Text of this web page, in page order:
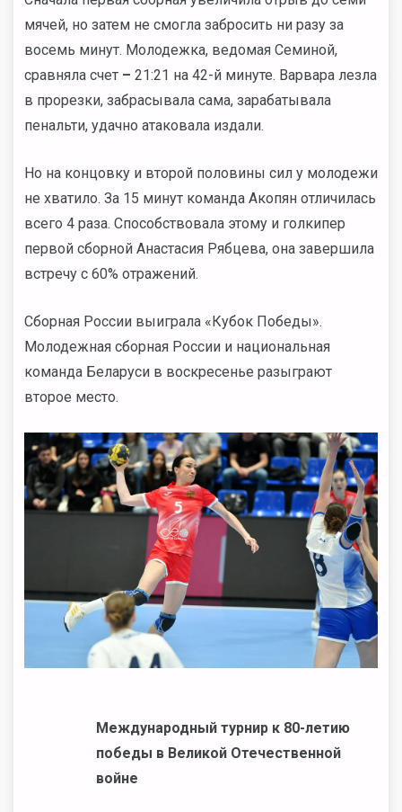
мячей, но затем не смогла забросить ни разу за
восемь минут. Молодежка, ведомая Семиной,
сравняла счет – 21:21 на 42-й минуте. Варвара лезла
в прорезки, забрасывала сама, зарабатывала
пенальти, удачно атаковала издали.
Но на концовку и второй половины сил у молодежи
не хватило. За 15 минут команда Акопян отличилась
всего 4 раза. Способствовала этому и голкипер
первой сборной Анастасия Рябцева, она завершила
встречу с 60% отражений.
Сборная России выиграла «Кубок Победы».
Молодежная сборная России и национальная
команда Беларуси в воскресенье разыграют
второе место.
Международный турнир к 80-летию
победы в Великой Отечественной
войне